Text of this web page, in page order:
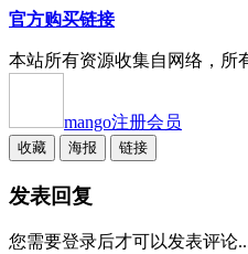
官方购买链接
本站所有资源收集自网络，所
mango注册会员
收藏 海报 链接
发表回复
您需要登录后才可以发表评论